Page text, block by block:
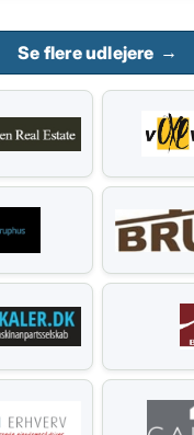
Se flere udlejere →